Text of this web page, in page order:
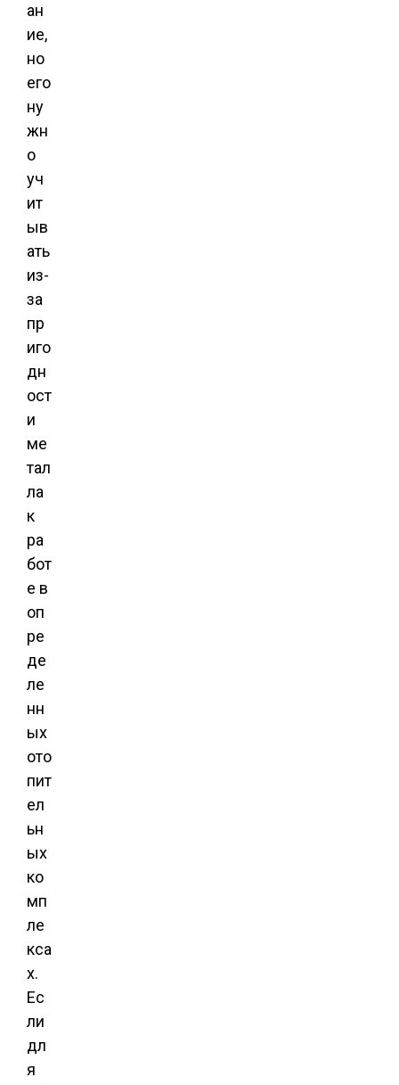
ан
ие,
но
его
ну
жн
о
уч
ит
ыв
ать
из-
за
пр
иго
дн
ост
и
ме
тал
ла
к
ра
бот
е в
оп
ре
де
ле
нн
ых
ото
пит
ел
ьн
ых
ко
мп
ле
кса
х.
Ес
ли
дл
я